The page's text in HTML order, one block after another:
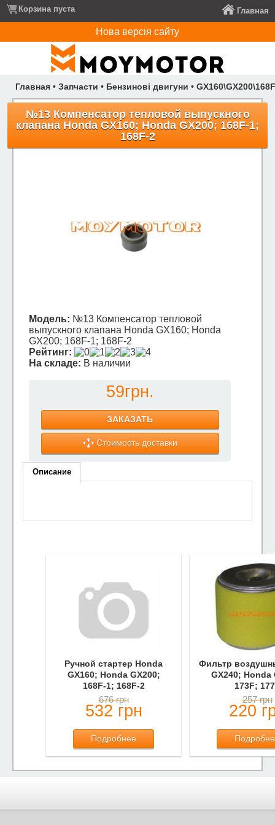
Корзина пуста Главная
Нова версія сайту
Главная • Запчасти • Бензинові двигуни •
№13 Компенсатор тепловой выпускного
клапана Honda GX160; Honda GX200; 168F-1;
168F-2
Модель: №13 Компенсатор тепловой
выпускного клапана Honda GX160; Honda
GX200; 168F-1; 168F-2
Рейтинг:
На складе: В наличии
59грн.
ЗАКАЗАТЬ
Стоимость доставки
Описание
Ручной стартер Honda
GX160; Honda GX200;
168F-1; 168F-2
676 грн
532 грн
Подробнее
Фильтр
GX240; Honda
173F;
257 грн
220